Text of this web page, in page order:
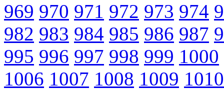
969 970 971 972 973 974
982 983 984 985 986 987
995 996 997 998 999 1000
1006 1007 1008 1009 1010